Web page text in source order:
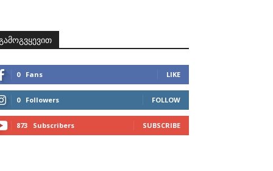
0 Fans LIKE
0 Followers FOLLOW
873 Subscribers SUBSCRIBE